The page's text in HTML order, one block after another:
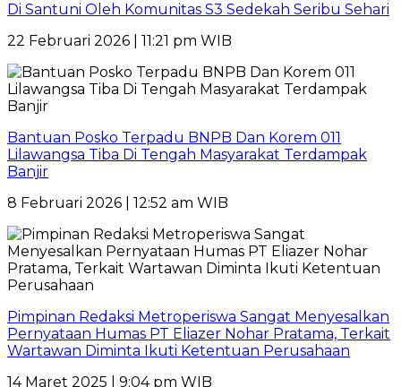
Di Santuni Oleh Komunitas S3 Sedekah Seribu Sehari
22 Februari 2026 | 11:21 pm WIB
Bantuan Posko Terpadu BNPB Dan Korem 011
Lilawangsa Tiba Di Tengah Masyarakat Terdampak
Banjir
8 Februari 2026 | 12:52 am WIB
Pimpinan Redaksi Metroperiswa Sangat Menyesalkan
Pernyataan Humas PT Eliazer Nohar Pratama, Terkait
Wartawan Diminta Ikuti Ketentuan Perusahaan
14 Maret 2025 | 9:04 pm WIB